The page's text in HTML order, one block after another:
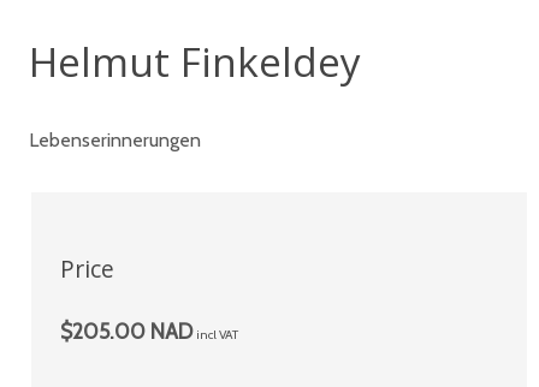
Helmut Finkeldey
Lebenserinnerungen
Price
$205.00 NAD incl VAT